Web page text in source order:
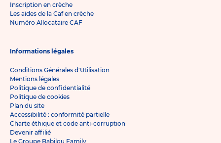
Inscription en crèche
Les aides de la Caf en crèche
Numéro Allocataire CAF
Informations légales
Conditions Générales d'Utilisation
Mentions légales
Politique de confidentialité
Politique de cookies
Plan du site
Accessibilité : conformité partielle
Charte éthique et code anti-corruption
Devenir affilié
Le Groupe Babilou Family